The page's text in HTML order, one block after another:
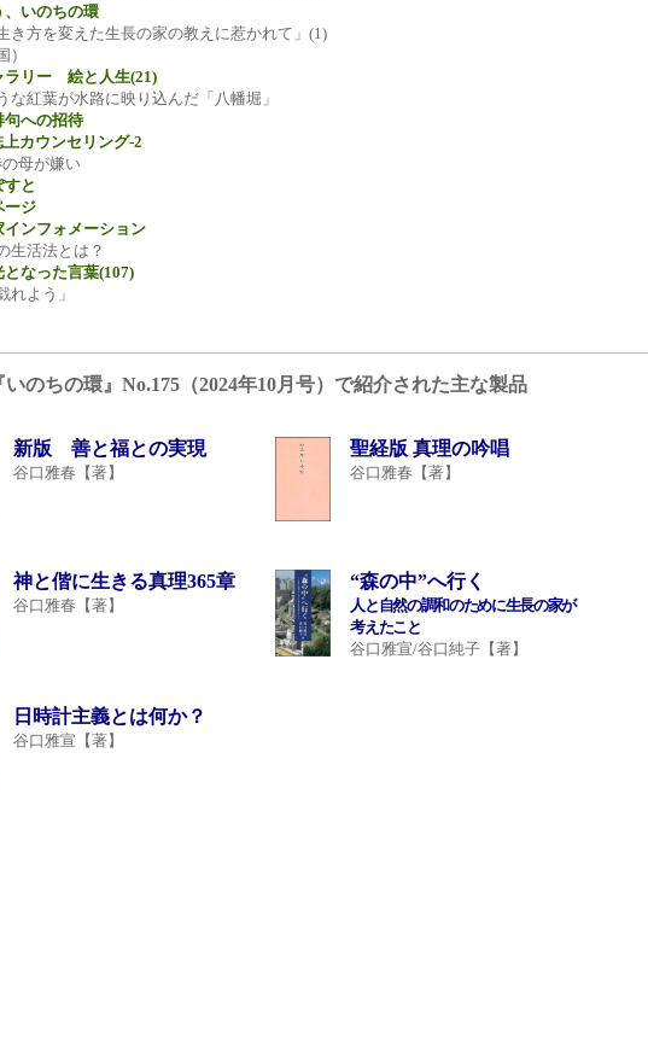
、いのちの環
き方を変えた生長の家の教えに惹かれて」(1)
）
ラリー 絵と人生(21)
な紅葉が水路に映り込んだ「八幡堀」
句への招待
カウンセリング-2
母が嫌い
すと
ージ
インフォメーション
生活法とは？
となった言葉(107)
れよう」
いのちの環』No.175（2024年10月号）で紹介された主な製品
新版 善と福との実現
谷口雅春【著】
聖経版 真理の吟唱
谷口雅春【著】
神と偕に生きる真理365章
谷口雅春【著】
“森の中”へ行く
人と自然の調和のために生長の家が
考えたこと
谷口雅宣/谷口純子【著】
日時計主義とは何か？
谷口雅宣【著】